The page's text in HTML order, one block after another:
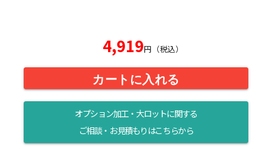
4,919円（税込）
カートに入れる
オプション加工・大ロットに関する
ご相談・お見積もりはこちらから